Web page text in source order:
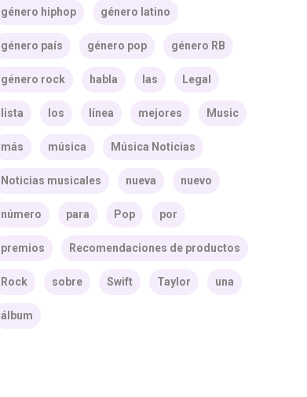
género hiphop género latino
género país género pop género RB
género rock habla las Legal
lista los línea mejores Music
más música Música Noticias
Noticias musicales nueva nuevo
número para Pop por
premios Recomendaciones de productos
Rock sobre Swift Taylor una
álbum